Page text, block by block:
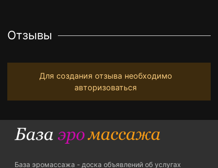
Отзывы
Для создания отзыва необходимо
авторизоваться
База эромассажа - доска объявлений об услугах